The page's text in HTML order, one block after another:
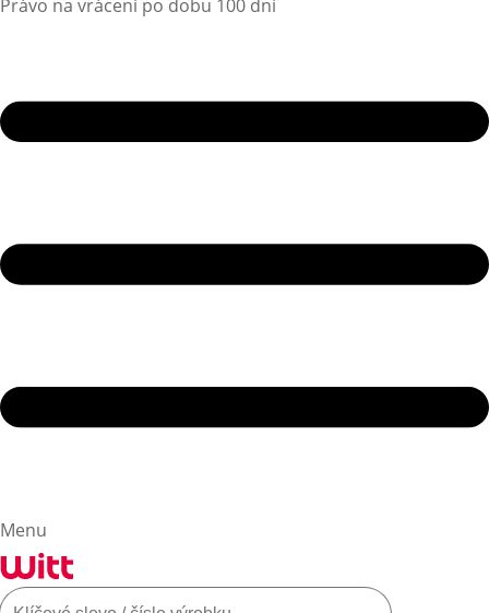
Právo na vrácení po dobu 100 dní
Menu